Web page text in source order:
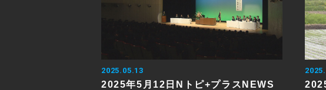
2025.05.13
2025年5月12日Nトピ+プラスNEWS